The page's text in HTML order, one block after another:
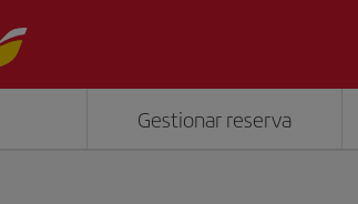
Gestionar reserva